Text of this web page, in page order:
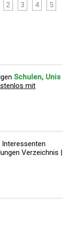
2 3 4
5
Schulen, Unis
mit
Verzeichnis |